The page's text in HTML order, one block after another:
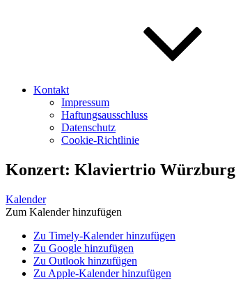
Kontakt
Impressum
Haftungsausschluss
Datenschutz
Cookie-Richtlinie
Konzert: Klaviertrio Würzburg
Kalender
Zum Kalender hinzufügen
Zu Timely-Kalender hinzufügen
Zu Google hinzufügen
Zu Outlook hinzufügen
Zu Apple-Kalender hinzufügen